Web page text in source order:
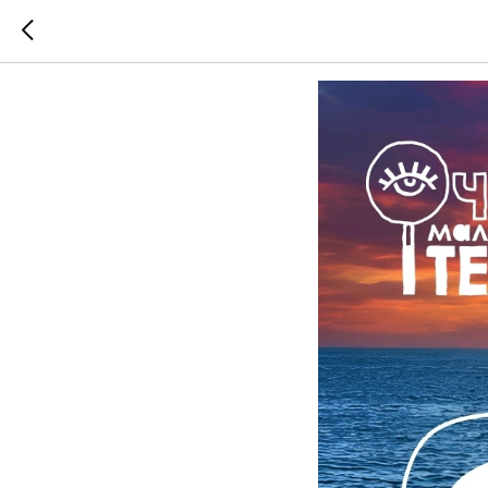
Сезон